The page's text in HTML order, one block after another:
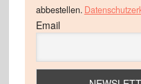
abbestellen.
Email